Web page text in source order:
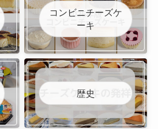
コンビニチーズケ
ーキ
歴史